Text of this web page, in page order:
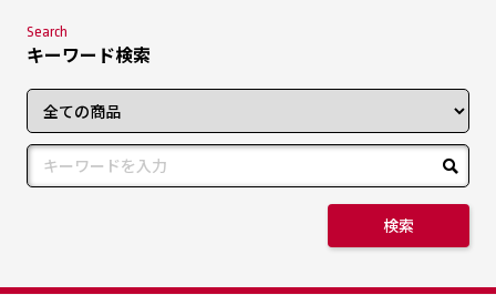
Search
キーワード検索
検索